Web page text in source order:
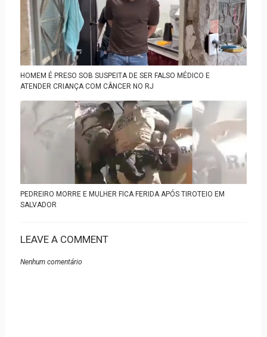
HOMEM É PRESO SOB SUSPEITA DE SER FALSO MÉDICO E
ATENDER CRIANÇA COM CÂNCER NO RJ
PEDREIRO MORRE E MULHER FICA FERIDA APÓS TIROTEIO EM
SALVADOR
LEAVE A COMMENT
Nenhum comentário